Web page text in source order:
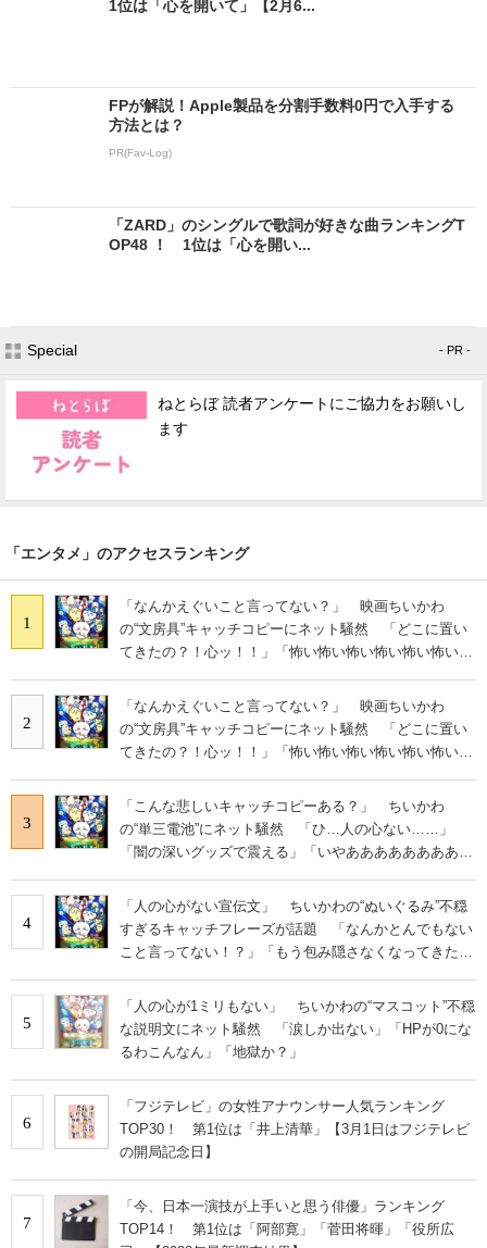
1位は「心を開いて」【2月6...
FPが解説！Apple製品を分割手数料0円で入手する
方法とは？
PR(Fav-Log)
「ZARD」のシングルで歌詞が好きな曲ランキングT
OP48 ！ 1位は「心を開い...
Special - PR -
ねとらぼ 読者アンケートにご協力をお願いし
ます
「エンタメ」のアクセスランキング
1
「なんかえぐいこと言ってない？」 映画ちいかわ
の“文房具”キャッチコピーにネット騒然 「どこに置い
てきたの？！心ッ！！」「怖い怖い怖い怖い怖い怖い怖
2
「なんかえぐいこと言ってない？」 映画ちいかわ
の“文房具”キャッチコピーにネット騒然 「どこに置い
てきたの？！心ッ！！」「怖い怖い怖い怖い怖い怖い怖
3
「こんな悲しいキャッチコピーある？」 ちいかわ
の“単三電池”にネット騒然 「ひ…人の心ない……」
「闇の深いグッズで震える」「いやあああああああああ
4
「人の心がない宣伝文」 ちいかわの“ぬいぐるみ”不穏
すぎるキャッチフレーズが話題 「なんかとんでもない
こと言ってない！？」「もう包み隠さなくなってきた
5
「人の心が1ミリもない」 ちいかわの“マスコット”不穏
な説明文にネット騒然 「涙しか出ない」「HPが0にな
るわこんなん」「地獄か？」
6
「フジテレビ」の女性アナウンサー人気ランキング
TOP30！ 第1位は「井上清華」【3月1日はフジテレビ
の開局記念日】
7
「今、日本一演技が上手いと思う俳優」ランキング
TOP14！ 第1位は「阿部寛」「菅田将暉」「役所広